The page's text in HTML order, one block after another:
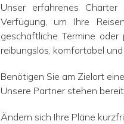
Unser erfahrenes
Verfügung, um Ihre
geschäftliche Termine
reibungslos, komfortabel
Benötigen Sie am Zielort
Unsere Partner stehen
Ändern sich Ihre Pläne